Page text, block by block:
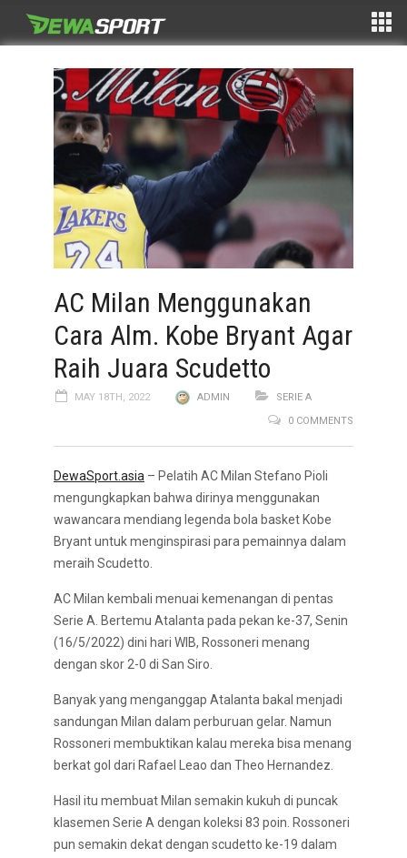
AC Milan Menggunakan
Cara Alm. Kobe Bryant Agar
Raih Juara Scudetto
MAY 18TH, 2022 ADMIN
SERIE A
0 COMMENTS
DewaSport.asia – Pelatih AC Milan Stefano Pioli
mengungkapkan bahwa dirinya menggunakan
wawancara mendiang legenda bola basket Kobe
Bryant untuk menginspirasi para pemainnya dalam
meraih Scudetto.
AC Milan kembali menuai kemenangan di pentas
Serie A. Bertemu Atalanta pada pekan ke-37, Senin
(16/5/2022) dini hari WIB, Rossoneri menang
dengan skor 2-0 di San Siro.
Banyak yang menganggap Atalanta bakal menjadi
sandungan Milan dalam perburuan gelar. Namun
Rossoneri membuktikan kalau mereka bisa menang
berkat gol dari Rafael Leao dan Theo Hernandez.
Hasil itu membuat Milan semakin kukuh di puncak
klasemen Serie A dengan koleksi 83 poin. Rossoneri
pun semakin dekat dengan scudetto ke-19 dalam